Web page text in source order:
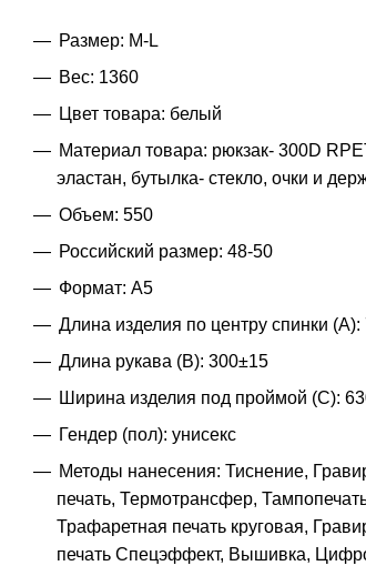
Размер: M-L
Вес: 1360
Цвет товара: белый
Материал товара: рюкзак- 300D
эластан, бутылка- стекло, очки и
Объем: 550
Российский размер: 48-50
Формат: A5
Длина изделия по центру спинки
Длина рукава (B): 300±15
Ширина изделия под проймой (С):
Гендер (пол): унисекс
Методы нанесения: Тиснение,
печать, Термотрансфер,
Трафаретная печать круговая,
печать Спецэффект, Вышивка,